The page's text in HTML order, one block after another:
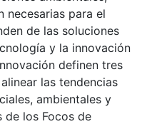
necesarias para el
de las soluciones
y la innovación
definen tres
las tendencias
ambientales y
de los Focos de